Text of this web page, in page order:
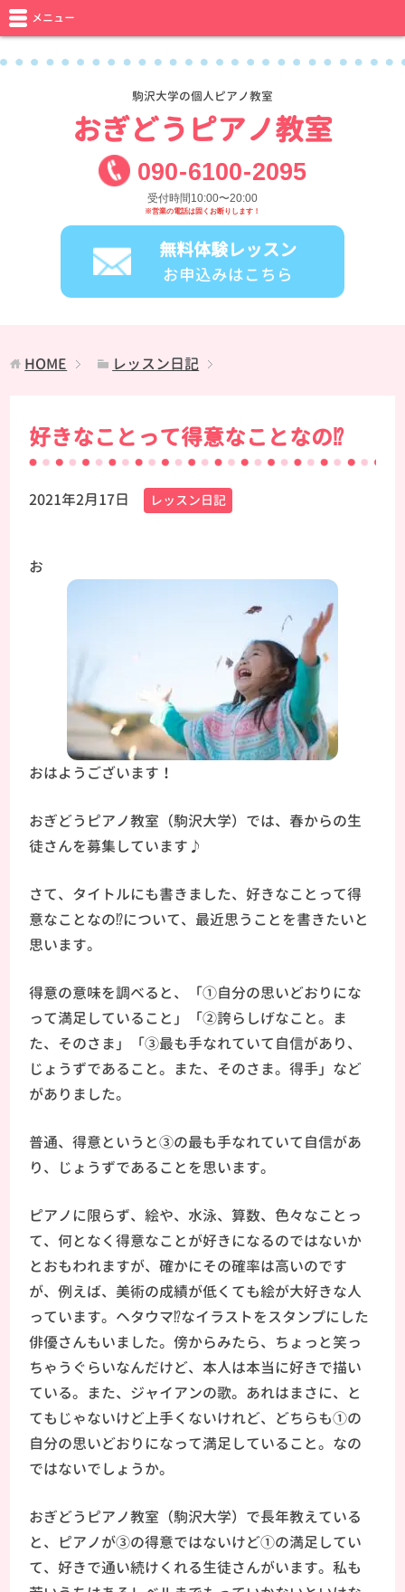
駒沢大学の個人ピアノ教室
おぎどうピアノ教室
090-6100-2095
受付時間10:00〜20:00
※営業の電話は固くお断りします！
無料体験レッスン
お申込みはこちら
メニュー
HOME レッスン日記
好きなことって得意なことなの⁉
2021年2月17日 レッスン日記
お
おはようございます！
おぎどうピアノ教室（駒沢大学）では、春からの生
徒さんを募集しています♪
さて、タイトルにも書きました、好きなことって得
意なことなの⁉について、最近思うことを書きたいと
思います。
得意の意味を調べると、「①自分の思いどおりにな
って満足していること」「②誇らしげなこと。ま
た、そのさま」「③最も手なれていて自信があり、
じょうずであること。また、そのさま。得手」など
がありました。
普通、得意というと③の最も手なれていて自信があ
り、じょうずであることを思います。
ピアノに限らず、絵や、水泳、算数、色々なことっ
て、何となく得意なことが好きになるのではないか
とおもわれますが、確かにその確率は高いのです
が、例えば、美術の成績が低くても絵が大好きな人
っています。ヘタウマ⁉なイラストをスタンプにした
俳優さんもいました。傍からみたら、ちょっと笑っ
ちゃうぐらいなんだけど、本人は本当に好きで描い
ている。また、ジャイアンの歌。あれはまさに、と
てもじゃないけど上手くないけれど、どちらも①の
自分の思いどおりになって満足していること。なの
ではないでしょうか。
おぎどうピアノ教室（駒沢大学）で長年教えている
と、ピアノが③の得意ではないけど①の満足してい
て、好きで通い続けくれる生徒さんがいます。私も